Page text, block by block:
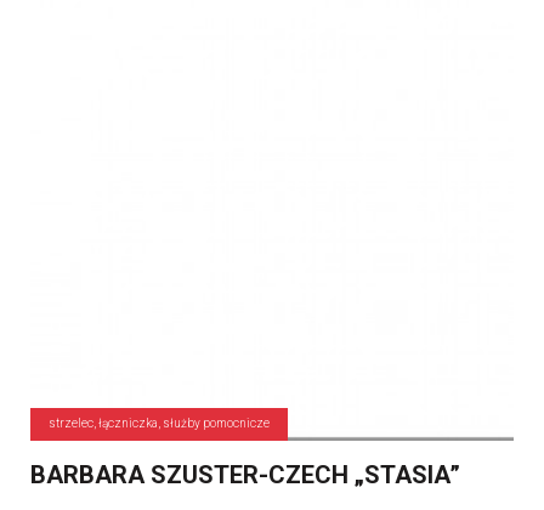
strzelec, łączniczka, służby pomocnicze
BARBARA SZUSTER-CZECH „STASIA”